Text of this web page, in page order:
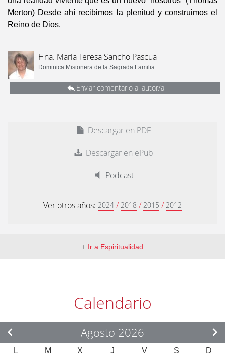
Merton) Desde ahí recibimos la plenitud y construimos el
Reino de Dios.
Hna. María Teresa Sancho Pascua
Dominica Misionera de la Sagrada Familia
Enviar comentario al autor/a
Descargar en PDF
Descargar en ePub
Podcast
Ver otros años: 2024 / 2018 / 2015 / 2012
+ Ir a Espiritualidad
Calendario
Agosto 2026
L M X J V S D